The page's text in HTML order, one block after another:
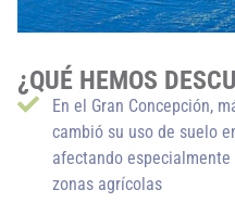
¿QUÉ HEMOS
En el Gran Concepción,
cambió su uso de suelo
afectando
zonas agrícolas